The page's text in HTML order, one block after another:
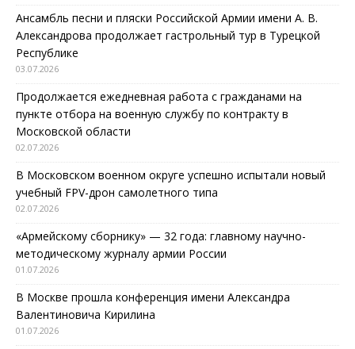
Ансамбль песни и пляски Российской Армии имени А. В.
Александрова продолжает гастрольный тур в Турецкой
Республике
03.07.2026
Продолжается ежедневная работа с гражданами на
пункте отбора на военную службу по контракту в
Московской области
02.07.2026
В Московском военном округе успешно испытали новый
учебный FPV-дрон самолетного типа
02.07.2026
«Армейскому сборнику» — 32 года: главному научно-
методическому журналу армии России
01.07.2026
В Москве прошла конференция имени Александра
Валентиновича Кирилина
01.07.2026